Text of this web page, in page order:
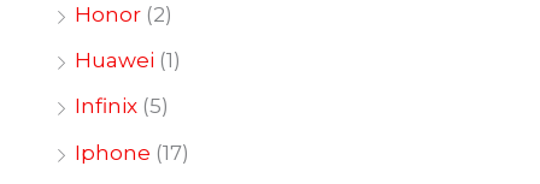
Honor (2)
Huawei (1)
Infinix (5)
Iphone (17)